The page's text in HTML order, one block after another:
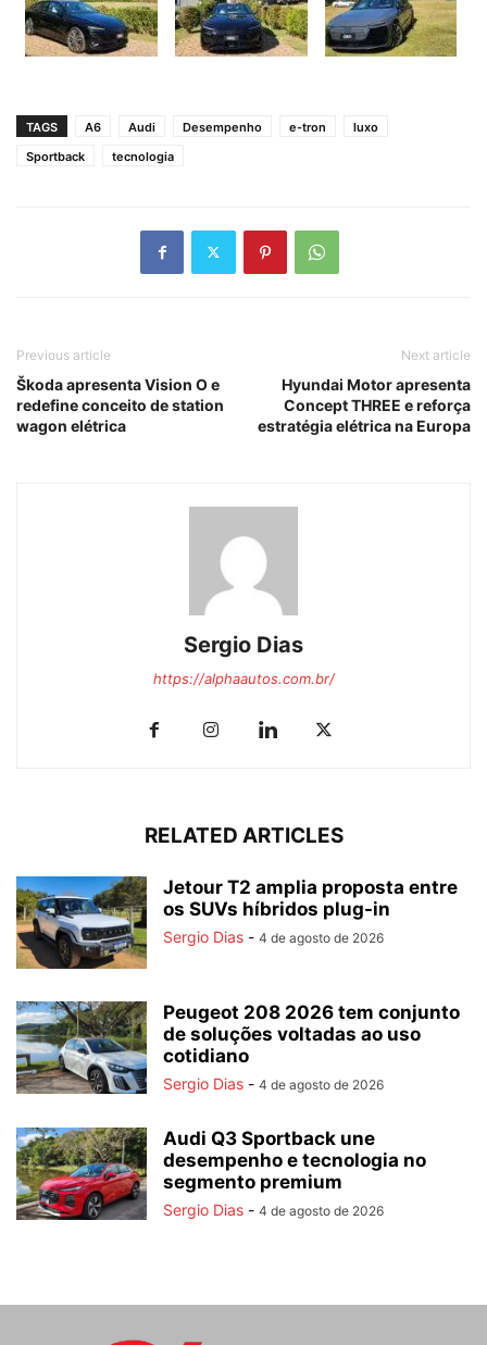
TAGS A6 Audi Desempenho e-tron
luxo
Sportback
tecnologia
Previous article
Škoda apresenta Vision O e
redefine conceito de station
wagon elétrica
Next article
Hyundai Motor apresenta
Concept THREE e reforça
estratégia elétrica na Europa
Sergio Dias
https://alphaautos.com.br/
RELATED ARTICLES
Jetour T2 amplia proposta entre
os SUVs híbridos plug-in
Sergio Dias - 4 de agosto de 2026
Peugeot 208 2026 tem conjunto
de soluções voltadas ao uso
cotidiano
Sergio Dias - 4 de agosto de 2026
Audi Q3 Sportback une
desempenho e tecnologia no
segmento premium
Sergio Dias - 4 de agosto de 2026